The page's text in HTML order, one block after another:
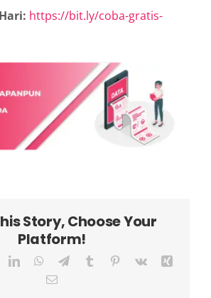
https://bit.ly/coba-gratis-
Story, Choose Your
Platform!
LinkedInWhatsApp
TelegramTumblr Pinterest
Vk
Email